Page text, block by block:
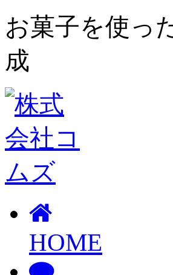
お菓子を使っ
成
HOME